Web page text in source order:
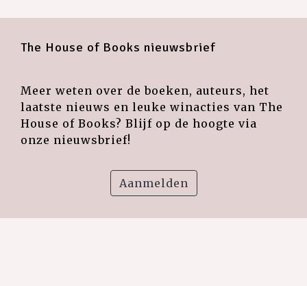
The House of Books nieuwsbrief
Meer weten over de boeken, auteurs, het
laatste nieuws en leuke winacties van The
House of Books? Blijf op de hoogte via
onze nieuwsbrief!
Aanmelden